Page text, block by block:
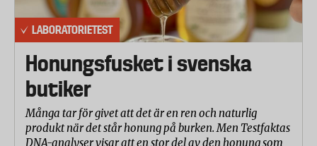
LABORATORIETEST
Honungsfusket i svenska
butiker
Många tar för givet att det är en ren och naturlig
produkt när det står honung på burken. Men Testfaktas
DNA-analyser visar att en stor del av den honung som